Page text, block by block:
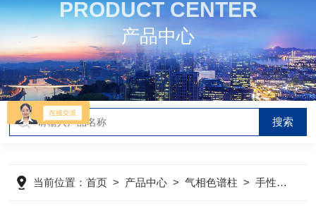
PRODUCT CENTER
产品中心
当前位置：首页 > 产品中心 >气相色谱柱 >手性毛细管柱